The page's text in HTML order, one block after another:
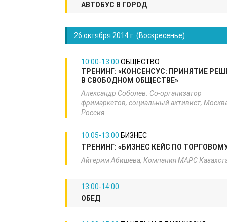
АВТОБУС В ГОРОД
26 октября 2014 г. (Воскресенье)
10:00-13:00 ​ОБЩЕСТВО
ТРЕНИНГ: «КОНСЕНСУС: ПРИНЯТИЕ
В СВОБОДНОМ ОБЩЕСТВЕ»
Александр Соболев. Со-организатор
фримаркетов, социальный активист,
Россия​
10:05-13:00 ​БИЗНЕС
ТРЕНИНГ: «БИЗНЕС КЕЙС ПО
Айгерим Абишева, Компания МАРС
13:00-14:00
ОБЕД